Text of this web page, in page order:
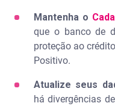
Mantenha o
que o banco de
proteção ao
Positivo.
Atualize seus
há divergências